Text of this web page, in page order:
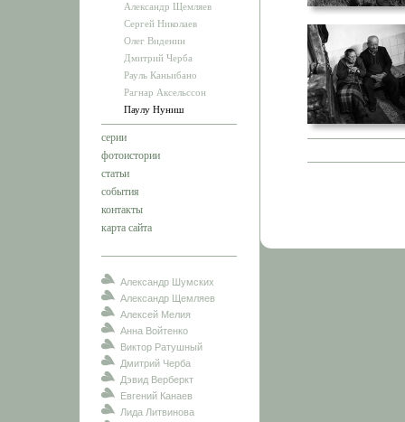
Александр Щемляев
Сергей Николаев
Олег Виденин
Дмитрий Черба
Рауль Каньибано
Рагнар Аксельссон
Паулу Нуниш
серии
фотоистории
статьи
события
контакты
карта сайта
Александр Шумских
Александр Щемляев
Алексей Мелия
Анна Войтенко
Виктор Ратушный
Дмитрий Черба
Дэвид Верберкт
Евгений Канаев
Лида Литвинова